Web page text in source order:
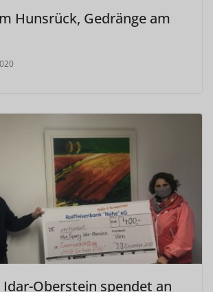
Hunsrück, Gedränge am
Oberstein spendet an